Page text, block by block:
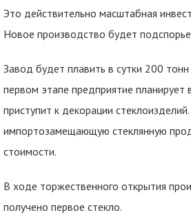
Это действительно масштабная
Новое производство будет
Завод будет плавить в сутки 200
первом этапе предприятие
приступит к декорации
импортозамещающую стеклянную
стоимости.
В ходе торжественного открытия
получено первое стекло.